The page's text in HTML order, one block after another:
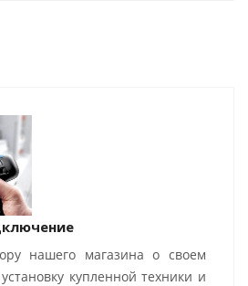
нашего магазина о своем
купленной техники и